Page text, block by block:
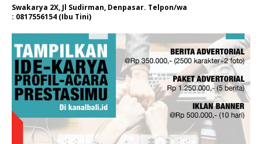
Swakarya 2X, Jl Sudirman, Denpasar. Telpon/wa
: 0817556154 (Ibu Tini)